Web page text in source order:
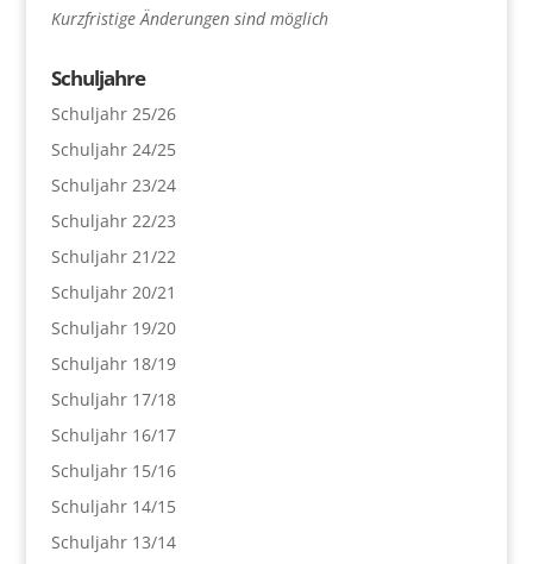
Kurzfristige Änderungen sind möglich
Schuljahre
Schuljahr 25/26
Schuljahr 24/25
Schuljahr 23/24
Schuljahr 22/23
Schuljahr 21/22
Schuljahr 20/21
Schuljahr 19/20
Schuljahr 18/19
Schuljahr 17/18
Schuljahr 16/17
Schuljahr 15/16
Schuljahr 14/15
Schuljahr 13/14